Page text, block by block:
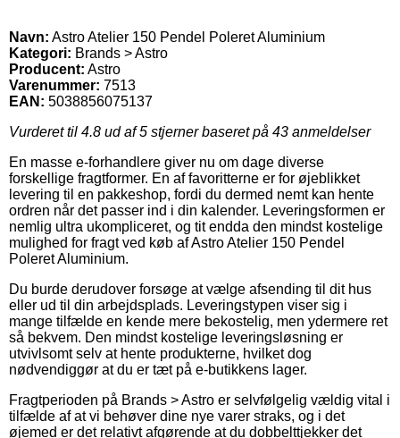
Navn: Astro Atelier 150 Pendel Poleret Aluminium
Kategori: Brands > Astro
Producent: Astro
Varenummer: 7513
EAN: 5038856075137
Vurderet til 4.8 ud af 5 stjerner baseret på 43 anmeldelser
En masse e-forhandlere giver nu om dage diverse
forskellige fragtformer. En af favoritterne er for øjeblikket
levering til en pakkeshop, fordi du dermed nemt kan hente
ordren når det passer ind i din kalender. Leveringsformen er
nemlig ultra ukompliceret, og tit endda den mindst kostelige
mulighed for fragt ved køb af Astro Atelier 150 Pendel
Poleret Aluminium.
Du burde derudover forsøge at vælge afsending til dit hus
eller ud til din arbejdsplads. Leveringstypen viser sig i
mange tilfælde en kende mere bekostelig, men ydermere ret
så bekvem. Den mindst kostelige leveringsløsning er
utvivlsomt selv at hente produkterne, hvilket dog
nødvendiggør at du er tæt på e-butikkens lager.
Fragtperioden på Brands > Astro er selvfølgelig vældig vital i
tilfælde af at vi behøver dine nye varer straks, og i det
øjemed er det relativt afgørende at du dobbelttjekker det